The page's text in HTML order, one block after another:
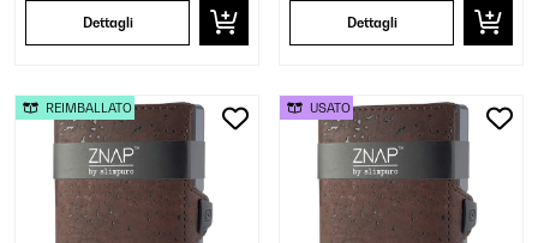
Dettagli Dettagli
REIMBALLATO USATO